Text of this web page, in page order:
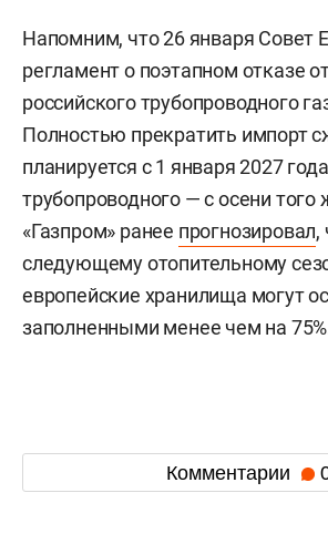
Напомним, что 26 января Совет
регламент о поэтапном отказе
российского трубопроводного
Полностью прекратить импорт
планируется с 1 января 2027
трубопроводного — с осени того
«Газпром» ранее прогнозировал,
следующему отопительному
европейские хранилища могут
заполненными менее чем на
Комментарии